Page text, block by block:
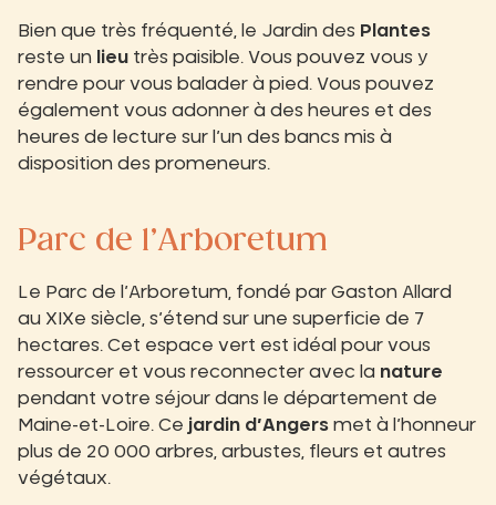
Bien que très fréquenté, le Jardin des Plantes
reste un
lieu très paisible. Vous pouvez vous y
rendre pour vous balader à pied. Vous pouvez
également vous adonner à des heures et des
heures de lecture sur l’un des bancs mis à
disposition des promeneurs.
Parc de l’Arboretum
Le Parc de l’Arboretum, fondé par Gaston Allard
au XIXe siècle, s’étend sur une superficie de 7
hectares. Cet espace vert est idéal pour vous
ressourcer et vous reconnecter avec la nature
pendant votre séjour dans le département de
Maine-et-Loire. Ce jardin d’Angers met à l’honneur
plus de 20 000 arbres, arbustes, fleurs et autres
végétaux.